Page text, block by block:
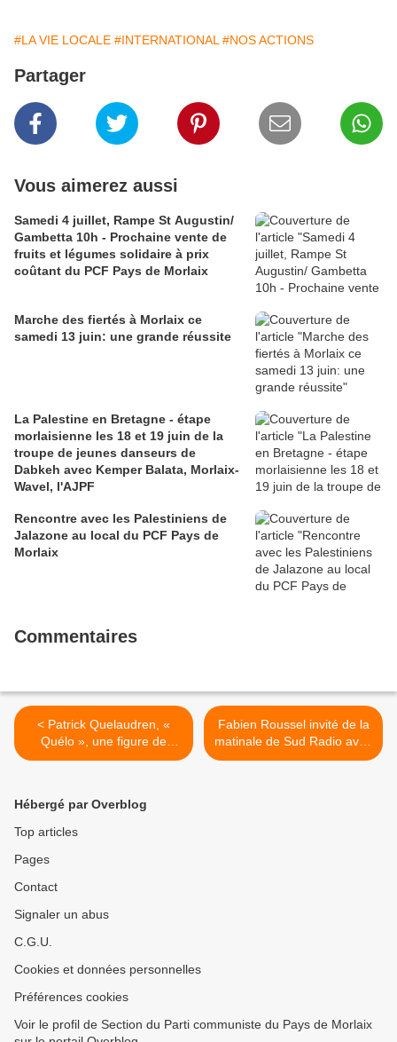
#LA VIE LOCALE #INTERNATIONAL #NOS ACTIONS
Partager
Vous aimerez aussi
Samedi 4 juillet, Rampe St Augustin/
Gambetta 10h - Prochaine vente de
fruits et légumes solidaire à prix
coûtant du PCF Pays de Morlaix
Marche des fiertés à Morlaix ce
samedi 13 juin: une grande réussite
La Palestine en Bretagne - étape
morlaisienne les 18 et 19 juin de la
troupe de jeunes danseurs de
Dabkeh avec Kemper Balata, Morlaix-
Wavel, l'AJPF
Rencontre avec les Palestiniens de
Jalazone au local du PCF Pays de
Morlaix
Commentaires
< Patrick Quelaudren, «
Quélo », une figure de
Pont-l’Abbé disparaît -Le
Fabien Roussel invité de la
matinale de Sud Radio avec
Jean-Jacque Bourdin,
Hébergé par Overblog
Top articles
Pages
Contact
Signaler un abus
C.G.U.
Cookies et données personnelles
Préférences cookies
Voir le profil de Section du Parti communiste du Pays de Morlaix